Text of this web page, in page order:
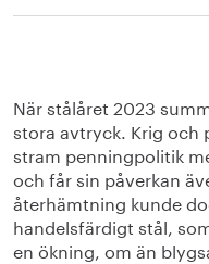
När stålåret 2023
stora avtryck. Krig och
stram penningpolitik
och får sin påverkan
återhämtning kunde
handelsfärdigt stål,
en ökning, om än